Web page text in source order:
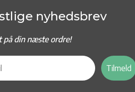
nyhedsbrev
på din næste ordre!
Tilmeld